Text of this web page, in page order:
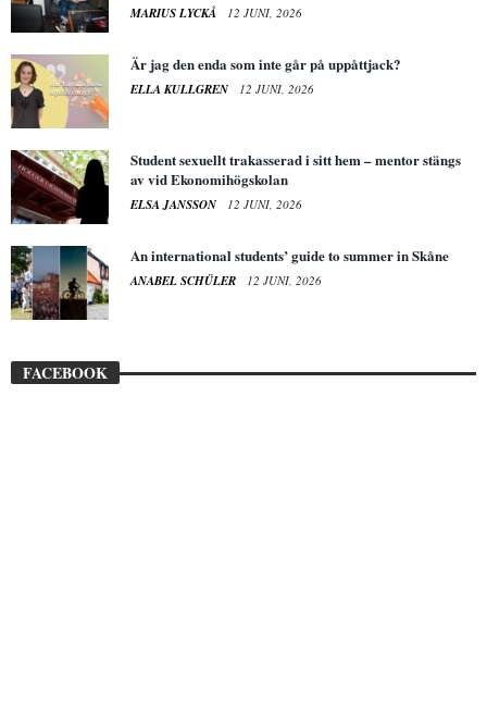
MARIUS LYCKÅ 12 JUNI, 2026
Är jag den enda som inte går på uppåttjack?
ELLA KULLGREN 12 JUNI, 2026
Student sexuellt trakasserad i sitt hem – mentor stängs
av vid Ekonomihögskolan
ELSA JANSSON 12 JUNI, 2026
An international students’ guide to summer in Skåne
ANABEL SCHÜLER 12 JUNI, 2026
FACEBOOK